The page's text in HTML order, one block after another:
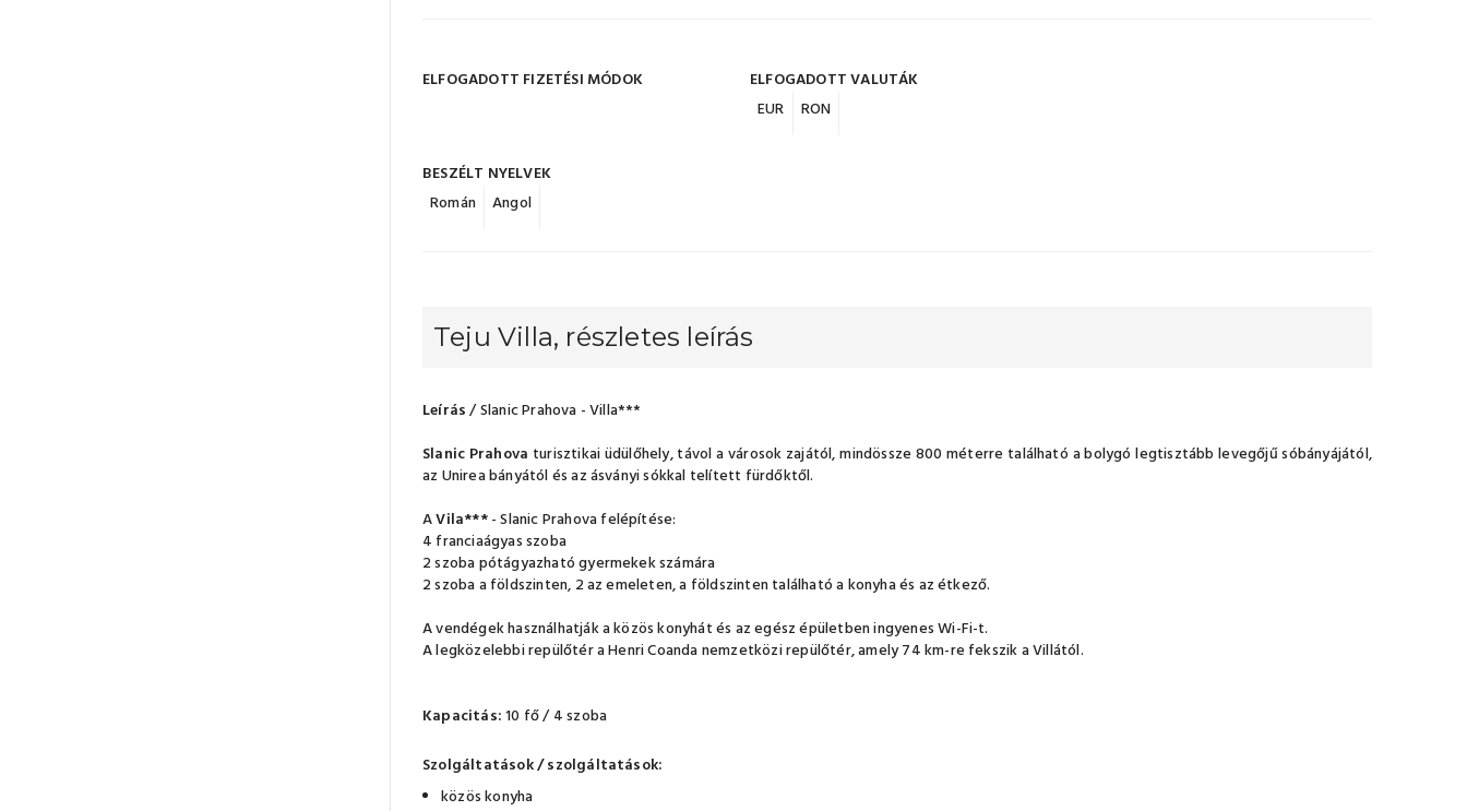
ELFOGADOTT FIZETÉSI MÓDOK
ELFOGADOTT VALUTÁK
EUR
RON
BESZÉLT NYELVEK
Román
Angol
Teju Villa, részletes leírás
Leírás/ Slanic Prahova - Villa***
Slanic Prahova turisztikai üdülőhely, távol a városok zajától, mindössze 800 méterre található a bolygó legtisztább levegőjű sóbányájától,
az Unirea bányától és az ásványi sókkal telített fürdőktől.
AVila***- Slanic Prahova felépítése:
4 franciaágyas szoba
2 szoba pótágyazható gyermekek számára
2 szoba a földszinten, 2 az emeleten, a földszinten található a konyha és az étkező.
A vendégek használhatják a közös konyhát és az egész épületben ingyenes Wi-Fi-t.
A legközelebbi repülőtér a Henri Coanda nemzetközi repülőtér, amely 74 km-re fekszik a Villától.
Kapacitás:10 fő / 4 szoba
Szolgáltatások / szolgáltatások:
közös konyha